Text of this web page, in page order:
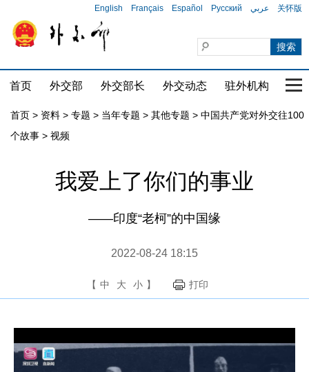
English Français Español Русский عربي 关怀版
首页 外交部 外交部长 外交动态 驻外机构 国
首页 > 资料 > 专题 > 当年专题 > 其他专题 > 中国共产党对外交往100
个故事 > 视频
我爱上了你们的事业
——印度“老柯”的中国缘
2022-08-24 18:15
【 中 大 小 】 打印